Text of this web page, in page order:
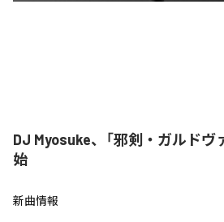
DJ Myosuke、「邪剣・ガルドヴ
始
新曲情報